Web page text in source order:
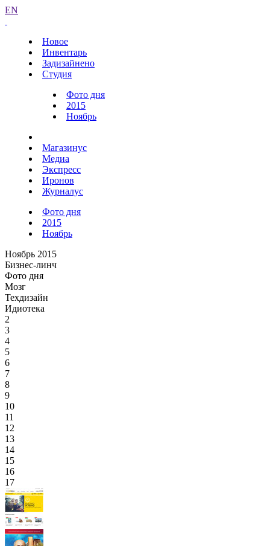
EN
Новое
Инвентарь
Задизайнено
Студия
Фото дня
2015
Ноябрь
Магазинус
Медиа
Экспресс
Иронов
Журналус
Фото дня
2015
Ноябрь
Ноябрь 2015
Бизнес-линч
Фото дня
Мозг
Техдизайн
Идиотека
2
3
4
5
6
7
8
9
10
11
12
13
14
15
16
17